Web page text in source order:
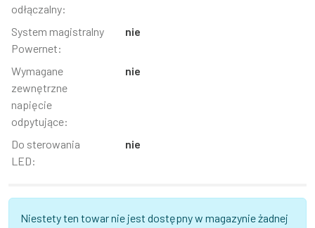
odłączalny:
System magistralny
Powernet:
nie
Wymagane
zewnętrzne
napięcie
odpytujące:
nie
Do sterowania
LED:
nie
Niestety ten towar nie jest dostępny w magazynie żadnej